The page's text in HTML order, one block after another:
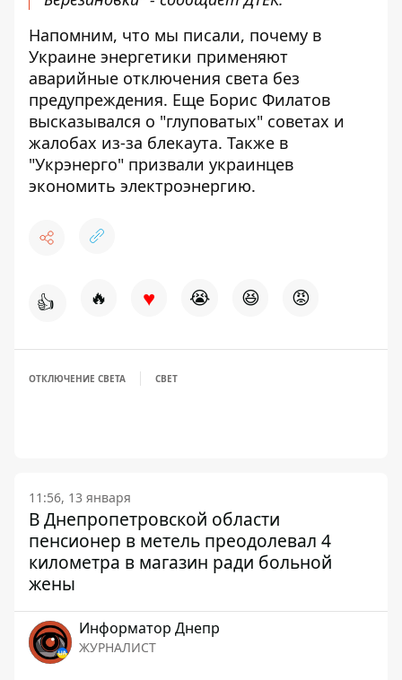
Напомним, что мы писали, почему в
Украине энергетики применяют
аварийные отключения света без
предупреждения. Еще Борис Филатов
высказывался о "глуповатых" советах и ​​
жалобах из-за блекаута. Также в
"Укрэнерго" призвали украинцев
экономить электроэнергию.
👍 🔥 ♥ 😭 😆 😡
ОТКЛЮЧЕНИЕ СВЕТА СВЕТ
11:56, 13 января
В Днепропетровской области
пенсионер в метель преодолевал 4
километра в магазин ради больной
жены
Информатор Днепр
ЖУРНАЛИСТ